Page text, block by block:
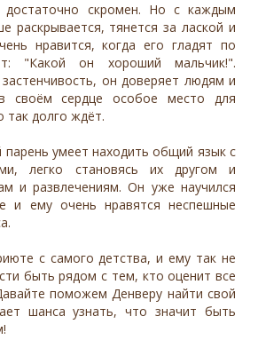
скромен. Но с каждым
раскрывается, тянется за лаской и
нравится, когда его гладят по
"Какой он хороший мальчик!".
он доверяет людям и
своём сердце особое место для
так долго ждёт.
умеет находить общий язык с
легко становясь их другом и
и развлечениям. Он уже научился
и ему очень нравятся неспешные
с самого детства, и ему так не
быть рядом с тем, кто оценит все
поможем Денверу найти свой
шанса узнать, что значит быть